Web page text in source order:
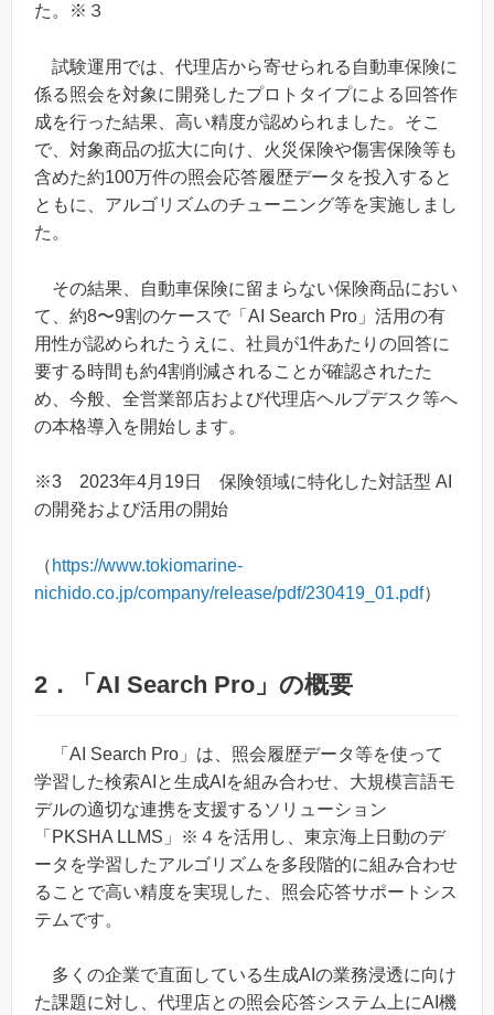
た。※３
試験運用では、代理店から寄せられる自動車保険に
係る照会を対象に開発したプロトタイプによる回答作
成を行った結果、高い精度が認められました。そこ
で、対象商品の拡大に向け、火災保険や傷害保険等も
含めた約100万件の照会応答履歴データを投入すると
ともに、アルゴリズムのチューニング等を実施しまし
た。
その結果、自動車保険に留まらない保険商品におい
て、約8〜9割のケースで「AI Search Pro」活用の有
用性が認められたうえに、社員が1件あたりの回答に
要する時間も約4割削減されることが確認されたた
め、今般、全営業部店および代理店ヘルプデスク等へ
の本格導入を開始します。
※3 2023年4月19日 保険領域に特化した対話型 AI
の開発および活用の開始
（ https://www.tokiomarine-
nichido.co.jp/company/release/pdf/230419_01.pdf）
2．「AI Search Pro」の概要
「AI Search Pro」は、照会履歴データ等を使って
学習した検索AIと生成AIを組み合わせ、大規模言語モ
デルの適切な連携を支援するソリューション
「PKSHA LLMS」※４を活用し、東京海上日動のデ
ータを学習したアルゴリズムを多段階的に組み合わせ
ることで高い精度を実現した、照会応答サポートシス
テムです。
多くの企業で直面している生成AIの業務浸透に向け
た課題に対し、代理店との照会応答システム上にAI機